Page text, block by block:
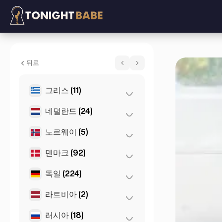
뒤로
그리스 (11)
아테네 (4)
테살로니키
Patras
네덜란드 (24)
로테르담 (3)
암스테르담
헤이그
노르웨이 (5)
오슬로 (5)
덴마크 (92)
코펜하겐 (92)
독일 (224)
뒤셀도르프 (22)
뮌헨
라트비아 (2)
리가 (2)
러시아 (18)